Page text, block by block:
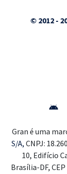
© 2012 -
Gran é uma
S/A, CNPJ:
10, Edifício
Brasília-DF,